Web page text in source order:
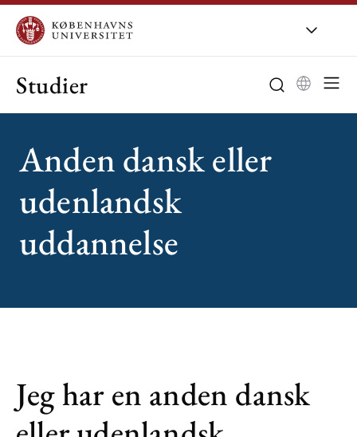
Studier
Anden dansk eller
udenlandsk
uddannelse
Jeg har en anden dansk